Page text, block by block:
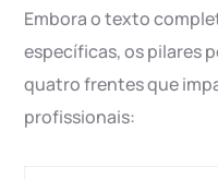
Embora o texto
específicas, os pilares
quatro frentes que
profissionais: